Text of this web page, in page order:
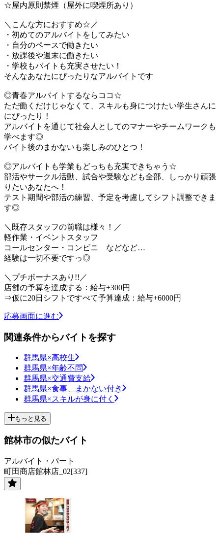
☆屋内原則禁煙（屋外に喫煙所あり）
＼こんな方におすすめ☆／
・初めてのアルバイトをしてみたい
・自分のペースで働きたい
・放課後や週末に働きたい
・学校もバイトも充実させたい！
そんなあなたにぴったりなアルバイトです
◎青春アルバイトするならココ☆
ただ働くだけじゃなくて、スキルも身につけたい学生さんに
にぴったり！
アルバイトを通じて社会人としてのマナーやチームワークも
学べます◎
バイト後のまかないも楽しみのひとつ！
◎アルバイトも学業もどっちも充実できちゃう☆
部活やサークル活動、試合や受験なども全部、しっかり頑張
りたいあなたへ！
テスト期間や部活の練習、予定を考慮してシフト調整できま
す◎
＼既存スタッフの前職は様々！／
軽作業・イベントスタッフ
コールセンター・コンビニ などなど…
経験は一切不要ですっ◎
＼プチボーナスあり!!／
店舗の予算を達成する：給与+300円
⇒仮に20日シフトですべて予算達成：給与+6000円
応募画面に進む
関連条件からバイトを探す
群馬県×高校生
群馬県×年齢不問
群馬県×交通費支給
群馬県×食事、まかない付き
群馬県×スキルが身に付く
もっと見る
館林市の似たバイト
アルバイト・パート
町田商店館林店_02[337]